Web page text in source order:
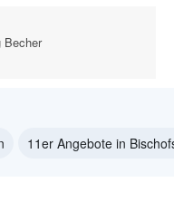
Becher
11er Angebote in